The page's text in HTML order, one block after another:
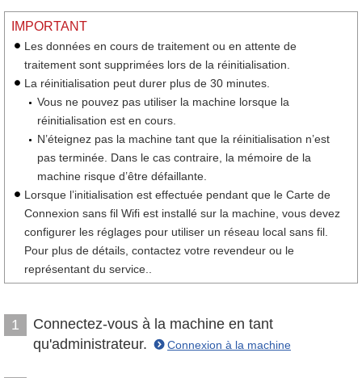
IMPORTANT
Les données en cours de traitement ou en attente de
traitement sont supprimées lors de la réinitialisation.
La réinitialisation peut durer plus de 30 minutes.
Vous ne pouvez pas utiliser la machine lorsque la
réinitialisation est en cours.
N’éteignez pas la machine tant que la réinitialisation n’est
pas terminée. Dans le cas contraire, la mémoire de la
machine risque d’être défaillante.
Lorsque l’initialisation est effectuée pendant que le Carte de
Connexion sans fil Wifi est installé sur la machine, vous devez
configurer les réglages pour utiliser un réseau local sans fil.
Pour plus de détails, contactez votre revendeur ou le
représentant du service..
1
Connectez-vous à la machine en tant
qu'administrateur.
Connexion à la machine